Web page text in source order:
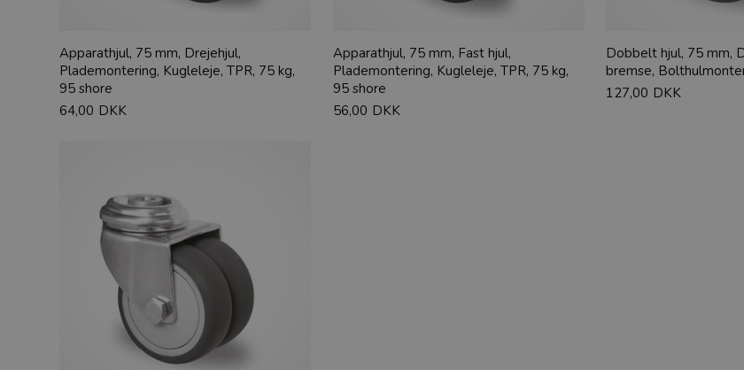
Apparathjul, 75 mm, Drejehjul,
Plademontering, Kugleleje, TPR, 75 kg,
95 shore
64,00 DKK
Apparathjul, 75 mm, Fast hjul,
Plademontering, Kugleleje, TPR, 75 kg,
95 shore
56,00 DKK
Dobbelt hjul, 75 mm,
bremse,
127,00 DKK